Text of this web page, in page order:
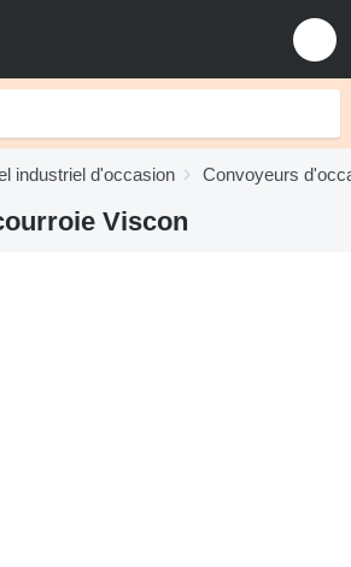
industriel d'occasion Convoyeurs
Viscon